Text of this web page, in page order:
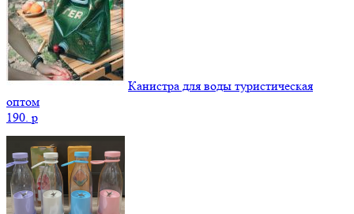
Канистра для воды туристическая
оптом
190. p